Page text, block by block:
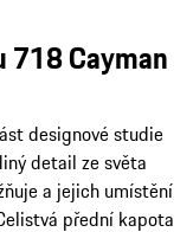
Cayman
designové studie
detail ze světa
a jejich umístění
přední kapota